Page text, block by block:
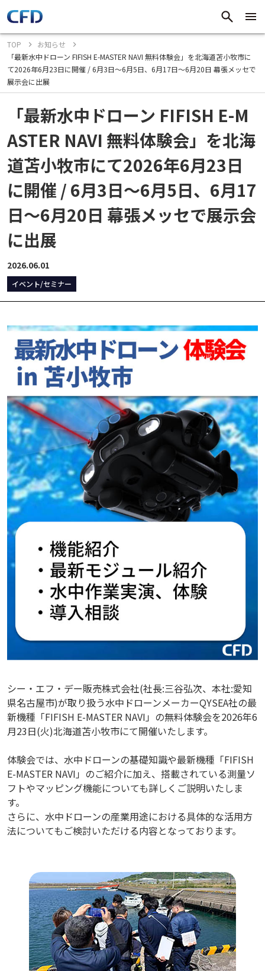
TOP
お知らせ
「最新水中ドローン FIFISH E-MASTER NAVI 無料体験会」を北海道苫小牧市に
て2026年6月23日に開催 / 6月3日～6月5日、6月17日～6月20日 幕張メッセで
展示会に出展
「最新水中ドローン FIFISH E-M
ASTER NAVI 無料体験会」を北海
道苫小牧市にて2026年6月23日
に開催 / 6月3日～6月5日、6月17
日～6月20日 幕張メッセで展示会
に出展
2026.06.01
イベント/セミナー
シー・エフ・デー販売株式会社(社長:三谷弘次、本社:愛知
県名古屋市)が取り扱う水中ドローンメーカーQYSEA社の最
新機種「FIFISH E-MASTER NAVI」の無料体験会を2026年6
月23日(火)北海道苫小牧市にて開催いたします。
体験会では、水中ドローンの基礎知識や最新機種「FIFISH
E-MASTER NAVI」のご紹介に加え、搭載されている測量ソ
フトやマッピング機能についても詳しくご説明いたしま
す。
さらに、水中ドローンの産業用途における具体的な活用方
法についてもご検討いただける内容となっております。